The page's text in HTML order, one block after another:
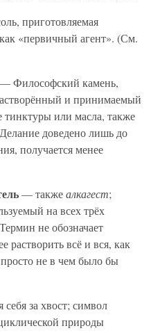
приготовляемая
«первичный агент». (См.
— Философский камень,
и принимаемый
или масла, также
доведено лишь до
получается менее
— такжеалкагест;
на всех трёх
не обозначает
растворить всё и вся, как
просто не в чем было бы
за хвост; символ
природы